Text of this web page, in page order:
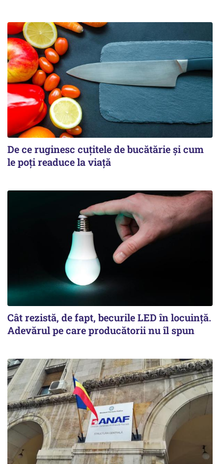
De ce ruginesc cuțitele de bucătărie și cum
le poți readuce la viață
Cât rezistă, de fapt, becurile LED în locuință.
Adevărul pe care producătorii nu îl spun